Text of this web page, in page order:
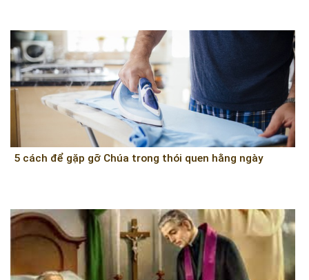
5 cách để gặp gỡ Chúa trong thói quen hằng ngày